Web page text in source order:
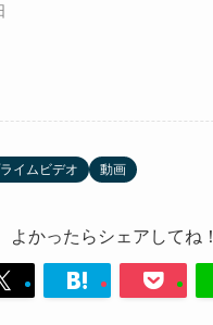
イムビデオ 動画
よかったらシェアしてね！